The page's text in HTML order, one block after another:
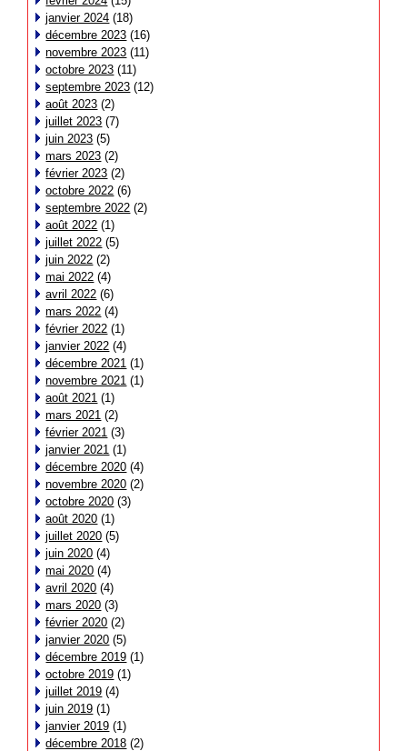
janvier 2024 (18)
décembre 2023 (16)
novembre 2023 (11)
octobre 2023 (11)
septembre 2023 (12)
août 2023 (2)
juillet 2023 (7)
juin 2023 (5)
mars 2023 (2)
février 2023 (2)
octobre 2022 (6)
septembre 2022 (2)
août 2022 (1)
juillet 2022 (5)
juin 2022 (2)
mai 2022 (4)
avril 2022 (6)
mars 2022 (4)
février 2022 (1)
janvier 2022 (4)
décembre 2021 (1)
novembre 2021 (1)
août 2021 (1)
mars 2021 (2)
février 2021 (3)
janvier 2021 (1)
décembre 2020 (4)
novembre 2020 (2)
octobre 2020 (3)
août 2020 (1)
juillet 2020 (5)
juin 2020 (4)
mai 2020 (4)
avril 2020 (4)
mars 2020 (3)
février 2020 (2)
janvier 2020 (5)
décembre 2019 (1)
octobre 2019 (1)
juillet 2019 (4)
juin 2019 (1)
janvier 2019 (1)
décembre 2018 (2)